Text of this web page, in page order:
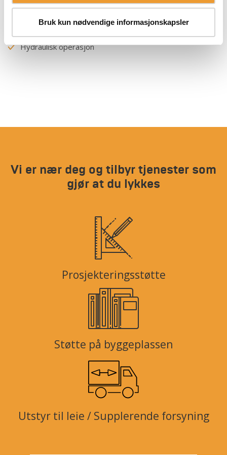
Bruk kun nødvendige informasjonskapsler
Manuell operasjon
Kran basert operasjon
Hydraulisk operasjon
Vi er nær deg og tilbyr tjenester som
gjør at du lykkes
Prosjekteringsstøtte
Støtte på byggeplassen
Utstyr til leie / Supplerende forsyning